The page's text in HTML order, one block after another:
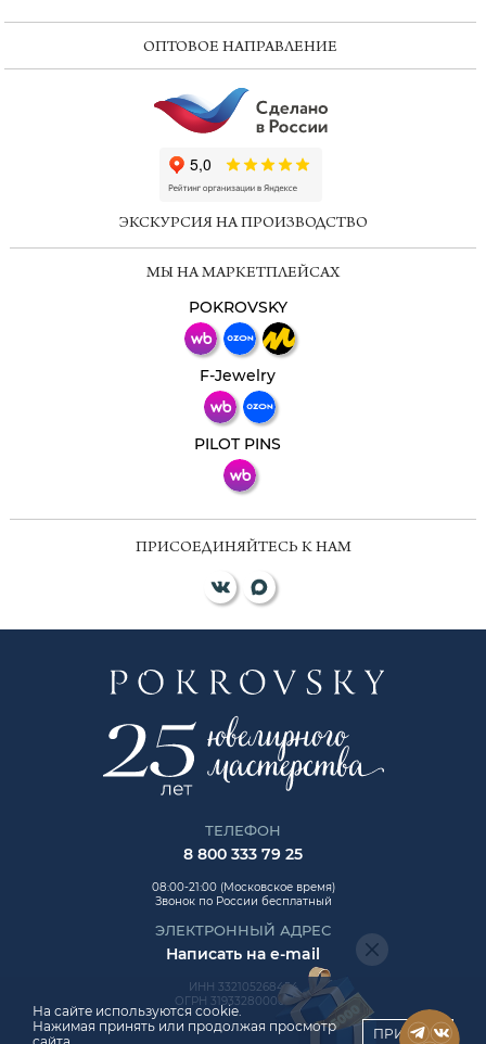
ОПТОВОЕ НАПРАВЛЕНИЕ
ЭКСКУРСИЯ НА ПРОИЗВОДСТВО
МЫ НА МАРКЕТПЛЕЙСАХ
POKROVSKY
F-Jewelry
PILOT PINS
ПРИСОЕДИНЯЙТЕСЬ К НАМ
ТЕЛЕФОН
8 800 333 79 25
08:00-21:00 (Московское время)
Звонок по России бесплатный
ЭЛЕКТРОННЫЙ АДРЕС
Написать на e-mail
ИНН 332105268454
ОГРН 319332800006992
На сайте используются cookie.
Нажимая принять или продолжая просмотр
ПРИНЯТЬ